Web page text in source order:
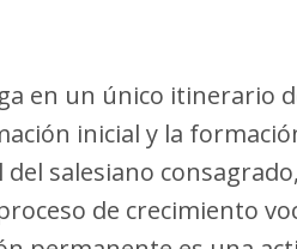
en un único
inicial y la
salesiano
de crecimiento